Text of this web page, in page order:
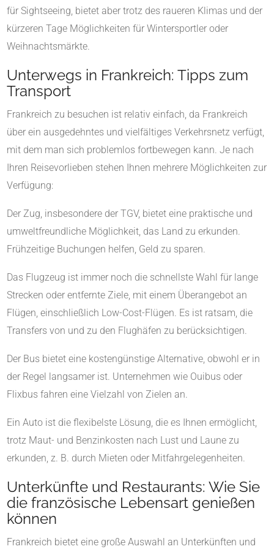
für Sightseeing, bietet aber trotz des raueren Klimas und der
kürzeren Tage Möglichkeiten für Wintersportler oder
Weihnachtsmärkte.
Unterwegs in Frankreich: Tipps zum
Transport
Frankreich zu besuchen ist relativ einfach, da Frankreich
über ein ausgedehntes und vielfältiges Verkehrsnetz verfügt,
mit dem man sich problemlos fortbewegen kann. Je nach
Ihren Reisevorlieben stehen Ihnen mehrere Möglichkeiten zur
Verfügung:
Der Zug, insbesondere der TGV, bietet eine praktische und
umweltfreundliche Möglichkeit, das Land zu erkunden.
Frühzeitige Buchungen helfen, Geld zu sparen.
Das Flugzeug ist immer noch die schnellste Wahl für lange
Strecken oder entfernte Ziele, mit einem Überangebot an
Flügen, einschließlich Low-Cost-Flügen. Es ist ratsam, die
Transfers von und zu den Flughäfen zu berücksichtigen.
Der Bus bietet eine kostengünstige Alternative, obwohl er in
der Regel langsamer ist. Unternehmen wie Ouibus oder
Flixbus fahren eine Vielzahl von Zielen an.
Ein Auto ist die flexibelste Lösung, die es Ihnen ermöglicht,
trotz Maut- und Benzinkosten nach Lust und Laune zu
erkunden, z. B. durch Mieten oder Mitfahrgelegenheiten.
Unterkünfte und Restaurants: Wie Sie
die französische Lebensart genießen
können
Frankreich bietet eine große Auswahl an Unterkünften und